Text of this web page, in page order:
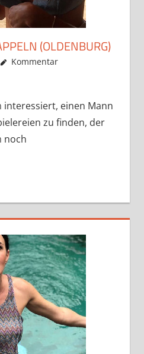
(OLDENBURG)
Kommentar
interessiert, einen Mann
zu finden, der
noch